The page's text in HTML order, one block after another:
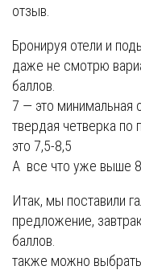
отзыв.
Бронируя отели и
даже не смотрю
баллов.
7 — это минимальная
твердая четверка по
это 7,5-8,5
А все что уже выше
Итак, мы поставили
предложение,
баллов.
также можно